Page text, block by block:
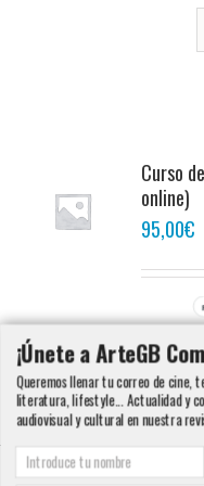
Curso
online)
95,00€
¡Únete a ArteGB
Queremos llenar tu correo de cine,
literatura, lifestyle... Actualidad y
audiovisual y cultural en nuestra